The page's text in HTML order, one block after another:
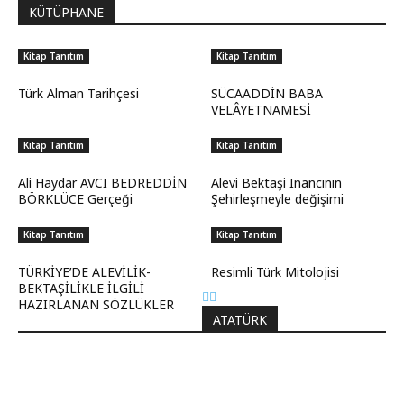
KÜTÜPHANE
Kitap Tanıtım
Türk Alman Tarihçesi
Kitap Tanıtım
SÜCAADDİN BABA
VELÂYETNAMESİ
Kitap Tanıtım
Ali Haydar AVCI BEDREDDİN
BÖRKLÜCE Gerçeği
Kitap Tanıtım
Alevi Bektaşi Inancının
Şehirleşmeyle değişimi
Kitap Tanıtım
TÜRKİYE’DE ALEVİLİK-
BEKTAŞİLİKLE İLGİLİ
HAZIRLANAN SÖZLÜKLER
Kitap Tanıtım
Resimli Türk Mitolojisi
ATATÜRK